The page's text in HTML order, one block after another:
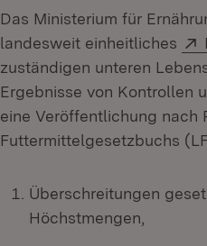
Das Ministerium für
landesweit einheitliches
zuständigen unteren
Ergebnisse von Kontrollen
eine Veröffentlichung nach
Futtermittelgesetzbuchs
Überschreitungen
Höchstmengen,